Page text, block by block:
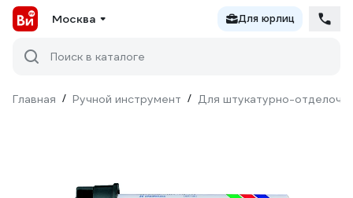
Москва Для юрлиц
Поиск в каталоге
Главная / Ручной инструмент / Для штукатурно-